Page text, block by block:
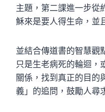
主題，第二課進一步從
穌來是要人得生命，並
並結合傳道書的智慧觀
只是生老病死的輪迴，
關係，找到真正的目的
義」的追問，鼓勵人尋